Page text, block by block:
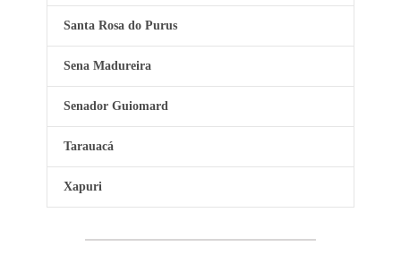
Santa Rosa do Purus
Sena Madureira
Senador Guiomard
Tarauacá
Xapuri